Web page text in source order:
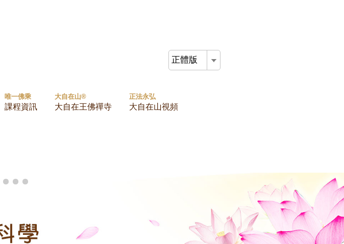
正體版
唯一佛乘
課程資訊
大自在山®
大自在王佛禪寺
正法永弘
大自在山視頻